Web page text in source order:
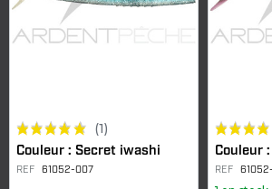
(1)
Couleur : Secret iwashi
REF 61052-007
Couleur
REF